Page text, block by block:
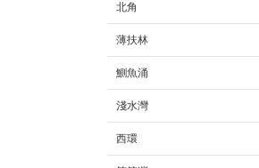
北角
薄扶林
鰂魚涌
淺水灣
西環